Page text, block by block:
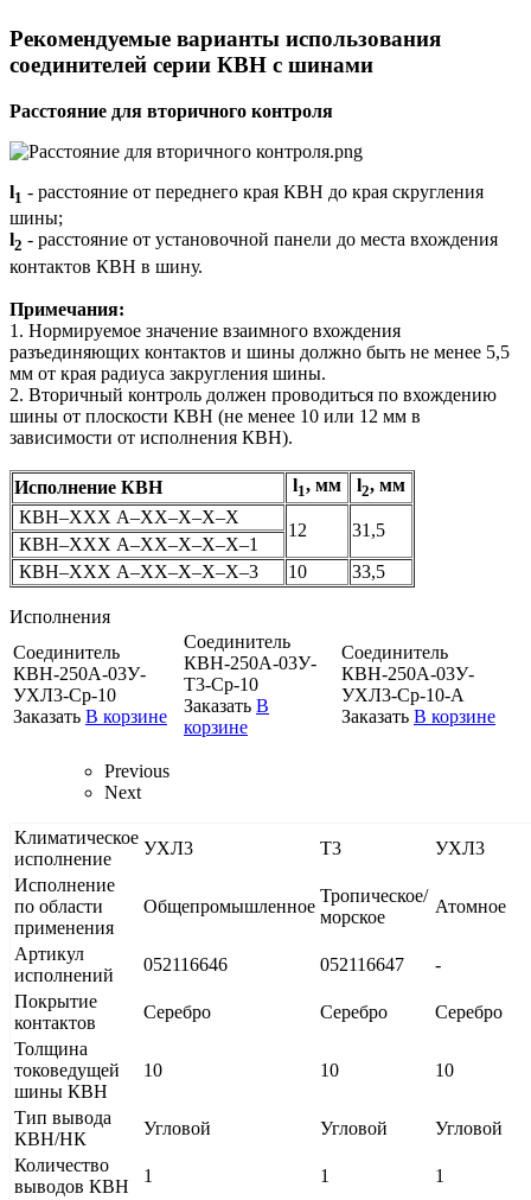
Рекомендуемые варианты использования
соединителей серии КВН с шинами
Расстояние для вторичного контроля
l1 - расстояние от переднего края КВН до края скругления
шины;
l2 - расстояние от установочной панели до места вхождения
контактов КВН в шину.
Примечания:
1. Нормируемое значение взаимного вхождения
разъединяющих контактов и шины должно быть не менее 5,5
мм от края радиуса закругления шины.
2. Вторичный контроль должен проводиться по вхождению
шины от плоскости КВН (не менее 10 или 12 мм в
зависимости от исполнения КВН).
Исполнение КВН l1, мм l2, мм
КВН–ХХХ А–ХХ–Х–Х–Х
12 31,5
КВН–ХХХ А–ХХ–Х–Х–Х–1
КВН–ХХХ А–ХХ–Х–Х–Х–3
10 33,5
Исполнения
Соединитель
КВН-250А-03У-
УХЛ3-Ср-10
Заказать В корзине
Соединитель
КВН-250А-03У-
Т3-Ср-10
Заказать В
корзине
Соединитель
КВН-250А-03У-
УХЛ3-Ср-10-А
Заказать В корзине
Previous
Next
Климатическое
исполнение
УХЛ3 Т3
УХЛ3
Исполнение
по области
применения
Общепромышленное
Тропическое/
морское
Атомное
Артикул
исполнений
052116646 052116647
-
Покрытие
контактов
Серебро Серебро
Серебро
Толщина
токоведущей
шины КВН
10 10 10
Тип вывода
КВН/НК
Угловой Угловой
Угловой
Количество
выводов КВН
1 1
1